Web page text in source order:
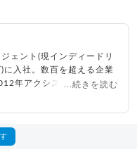
ェント(現インディードリ
に入社。数百を超える企業
年アクシス(株)設立、代
ト
...続きを読む